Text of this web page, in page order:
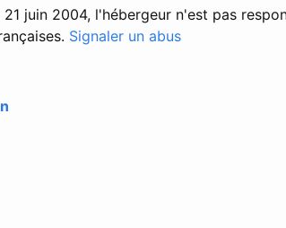
juin 2004, l'hébergeur n'est pas
Signaler un abus